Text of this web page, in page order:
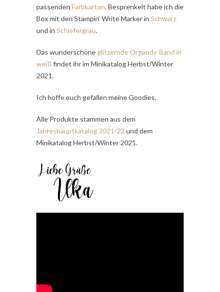
passenden Farbkarton. Besprenkelt habe ich die
Box mit den Stampin‘ Write Marker in Schwarz
und in Schiefergrau.
Das wunderschöne glitzernde Organdy-Band in
weiß findet ihr im Minikatalog Herbst/Winter
2021.
Ich hoffe euch gefallen meine Goodies.
Alle Produkte stammen aus dem
Jahreshauptkatalog 2021/22 und dem
Minikatalog Herbst/Winter 2021.